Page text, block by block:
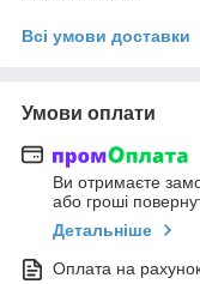
Всі умови доставки
Умови оплати
Ви отримаєте
або гроші
Детальніше
Оплата на